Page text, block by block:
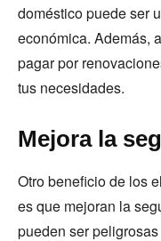
doméstico puede ser
económica. Además,
pagar por
tus necesidades.
Mejora la
Otro beneficio de los
es que mejoran la
pueden ser